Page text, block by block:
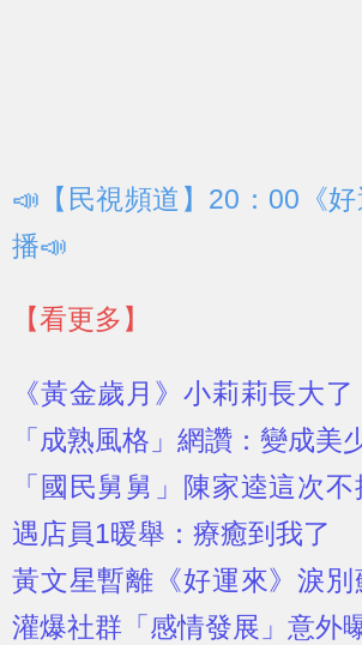
📣【民視頻道】20：00《
播📣
【看更多】
《黃金歲月》小莉莉長大
「成熟風格」網讚：變成美
「國民舅舅」陳家逵這次
遇店員1暖舉：療癒到我了
黃文星暫離《好運來》淚
灌爆社群「感情發展」意外